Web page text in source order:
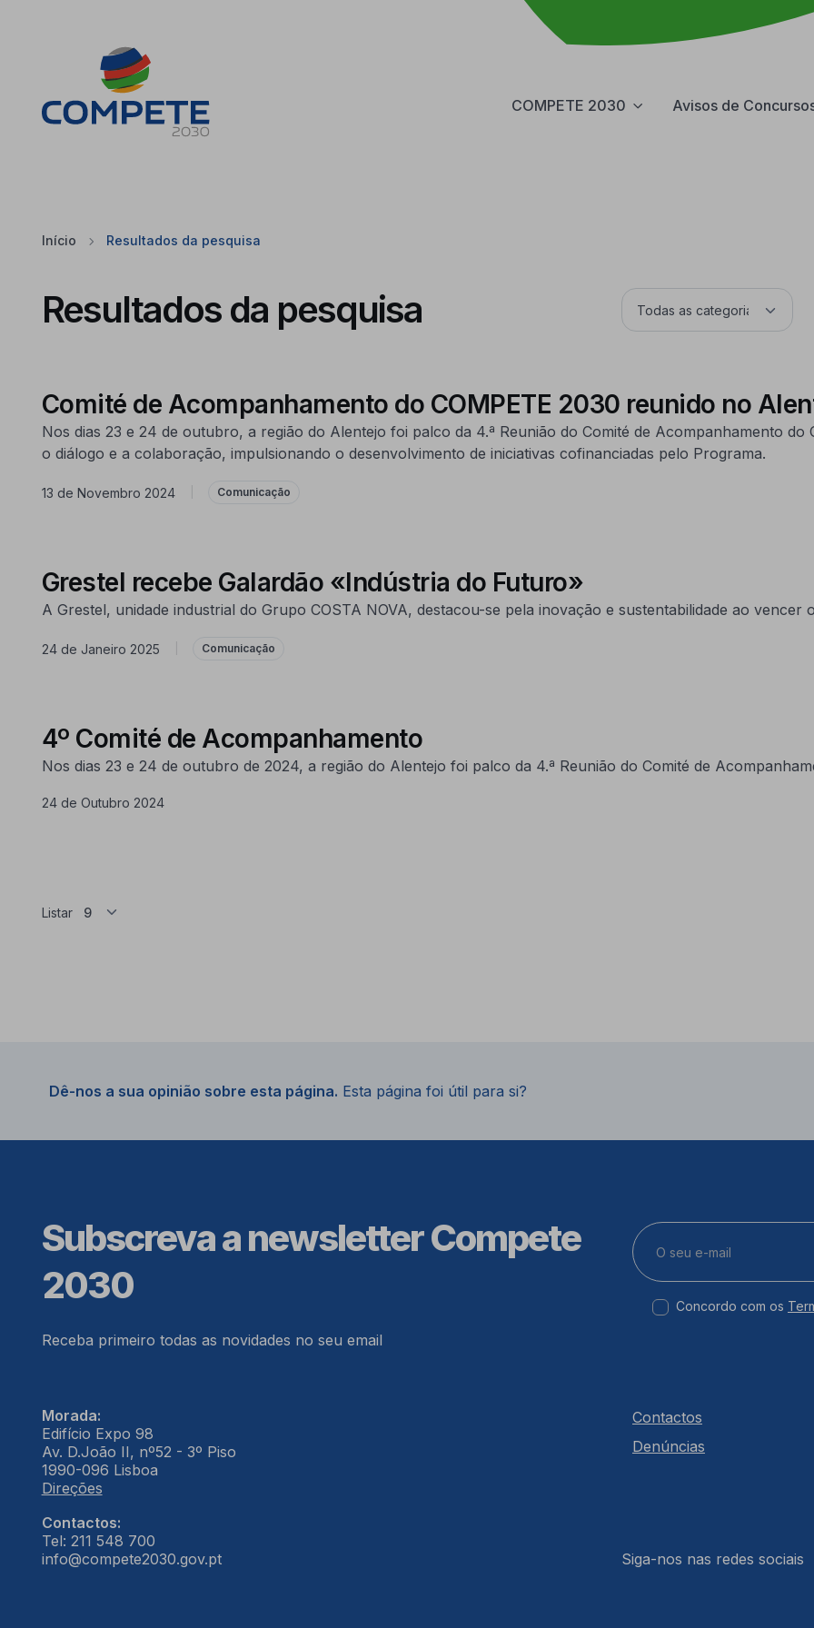
COMPETE 2030 Avisos de
Início Resultados da pesquisa
Resultados da pesquisa
Comité de Acompanhamento do COMPETE 2030 reunido no
Nos dias 23 e 24 de outubro, a região do Alentejo foi palco da 4.ª Reunião do Comité de Acompanhamento
o diálogo e a colaboração, impulsionando o desenvolvimento de iniciativas cofinanciadas pelo Programa.
13 de Novembro 2024 Comunicação
Grestel recebe Galardão «Indústria do Futuro»
A Grestel, unidade industrial do Grupo COSTA NOVA, destacou-se pela inovação e sustentabilidade ao vencer
24 de Janeiro 2025 Comunicação
4º Comité de Acompanhamento
Nos dias 23 e 24 de outubro de 2024, a região do Alentejo foi palco da 4.ª Reunião do Comité de
24 de Outubro 2024
Listar
Dê-nos a sua opinião sobre esta página. Esta página foi útil para si?
Subscreva a newsletter Compete
2030
Receba primeiro todas as novidades no seu email
Concordo com os
Morada:
Edifício Expo 98
Av. D.João II, nº52 - 3º Piso
1990-096 Lisboa
Direções
Contactos:
Tel: 211 548 700
info@compete2030.gov.pt
Contactos
Denúncias
Siga-nos nas redes sociais